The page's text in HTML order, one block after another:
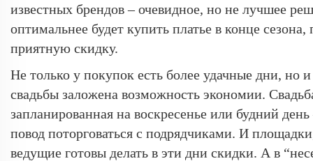
известных брендов – очевидное, но не лучшее
оптимальнее будет купить платье в конце сезона,
приятную скидку.
Не только у покупок есть более удачные дни, но
свадьбы заложена возможность экономии.
запланированная на воскресенье или будний
повод поторговаться с подрядчиками. И
ведущие готовы делать в эти дни скидки. А в